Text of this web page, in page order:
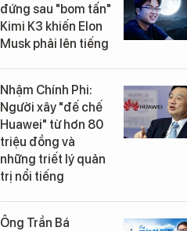
đứng sau "bom tấn"
Kimi K3 khiến Elon
Musk phải lên tiếng
Nhậm Chính Phi:
Người xây "đế chế
Huawei" từ hơn 80
triệu đồng và
những triết lý quản
trị nổi tiếng
Ông Trần Bá